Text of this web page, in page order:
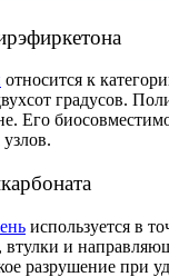
относится к
градусов.
Его
используется в
и
разрушение при